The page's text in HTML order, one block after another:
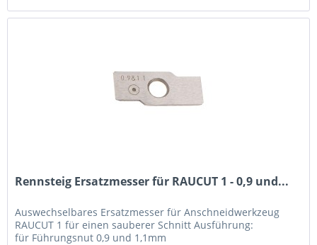
Rennsteig Ersatzmesser für RAUCUT 1 - 0,9 und...
Auswechselbares Ersatzmesser für Anschneidwerkzeug
RAUCUT 1 für einen sauberer Schnitt Ausführung:
für Führungsnut 0,9 und 1,1mm